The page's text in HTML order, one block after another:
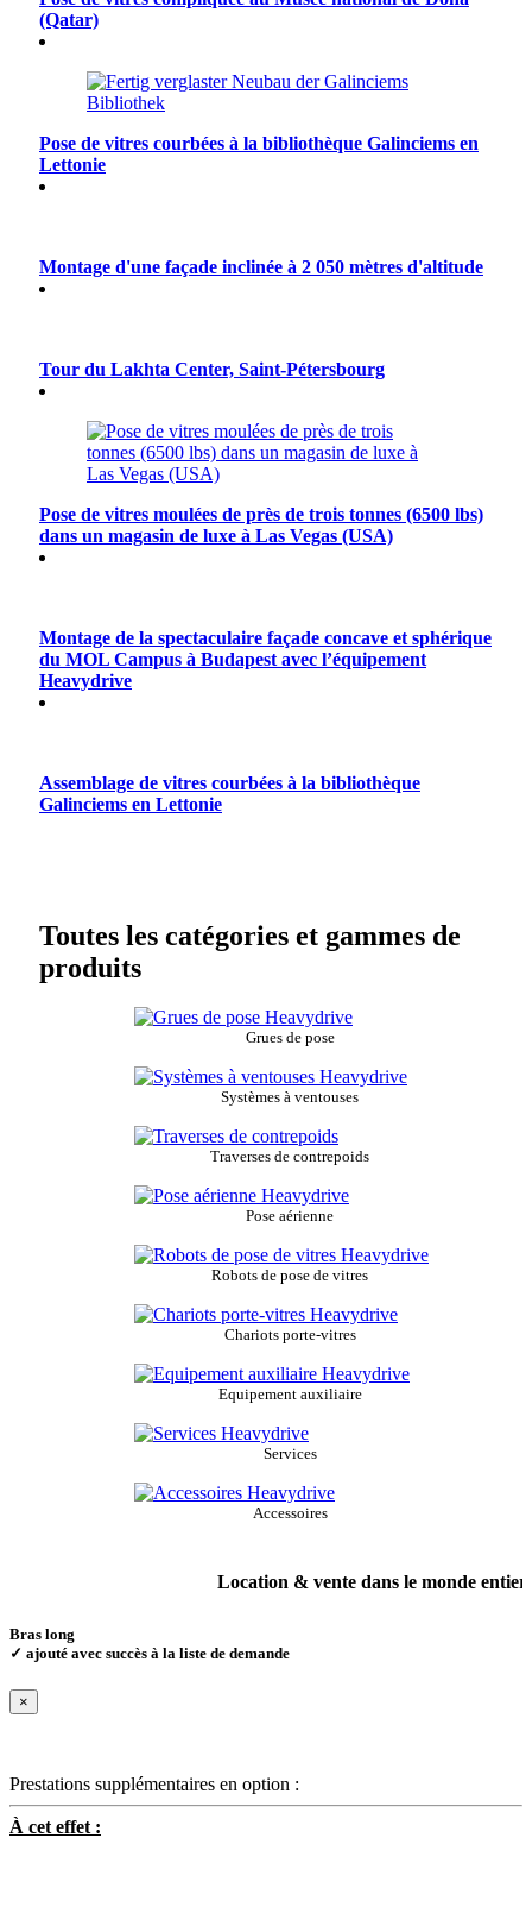
(Qatar)
Pose de vitres courbées à la bibliothèque Galinciems en
Lettonie
Montage d'une façade inclinée à 2 050 mètres d'altitude
Tour du Lakhta Center, Saint-Pétersbourg
Pose de vitres moulées de près de trois tonnes (6500 lbs)
dans un magasin de luxe à Las Vegas (USA)
Montage de la spectaculaire façade concave et sphérique
du MOL Campus à Budapest avec l’équipement
Heavydrive
Assemblage de vitres courbées à la bibliothèque
Galinciems en Lettonie
Toutes les catégories et gammes de
produits
Grues de pose
Systèmes à ventouses
Traverses de contrepoids
Pose aérienne
Robots de pose de vitres
Chariots porte-vitres
Equipement auxiliaire
Services
Accessoires
Location & vente dans le monde
Bras long
✓ ajouté avec succès à la liste de demande
×
Prestations supplémentaires en option :
À cet effet :